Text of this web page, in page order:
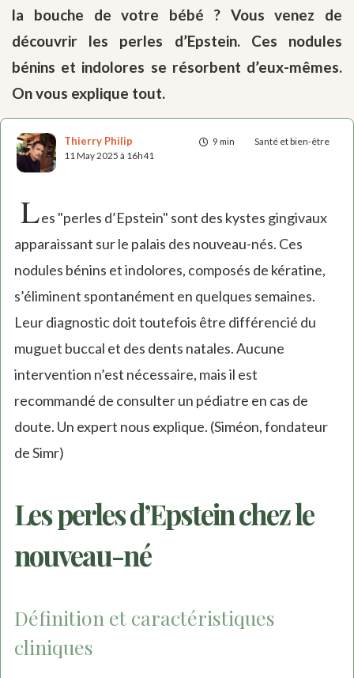
la bouche de votre bébé ? Vous venez de
découvrir les perles d’Epstein. Ces nodules
bénins et indolores se résorbent d’eux-mêmes.
On vous explique tout.
9 min Santé et bien-être
Thierry Philip
11 May 2025 à 16h41
Les "perles d’Epstein" sont des kystes gingivaux
apparaissant sur le palais des nouveau-nés. Ces
nodules bénins et indolores, composés de kératine,
s’éliminent spontanément en quelques semaines.
Leur diagnostic doit toutefois être différencié du
muguet buccal et des dents natales. Aucune
intervention n’est nécessaire, mais il est
recommandé de consulter un pédiatre en cas de
doute. Un expert nous explique. (Siméon, fondateur
de Simr)
Les perles d’Epstein chez le
nouveau-né
Définition et caractéristiques
cliniques